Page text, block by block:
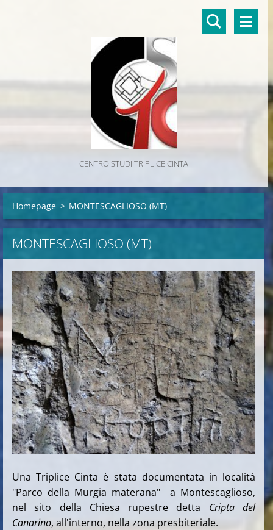
CENTRO STUDI TRIPLICE CINTA
Homepage > MONTESCAGLIOSO (MT)
MONTESCAGLIOSO (MT)
Una Triplice Cinta è stata documentata in località
"Parco della Murgia materana" a Montescaglioso,
nel sito della Chiesa rupestre detta Cripta del
Canarino, all'interno, nella zona presbiteriale.